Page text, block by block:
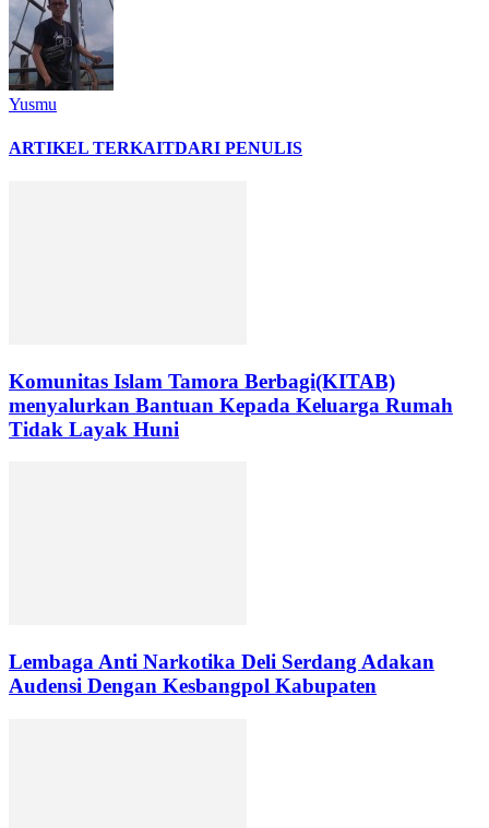
Yusmu
ARTIKEL TERKAITDARI PENULIS
Komunitas Islam Tamora Berbagi(KITAB)
menyalurkan Bantuan Kepada Keluarga Rumah
Tidak Layak Huni
Lembaga Anti Narkotika Deli Serdang Adakan
Audensi Dengan Kesbangpol Kabupaten